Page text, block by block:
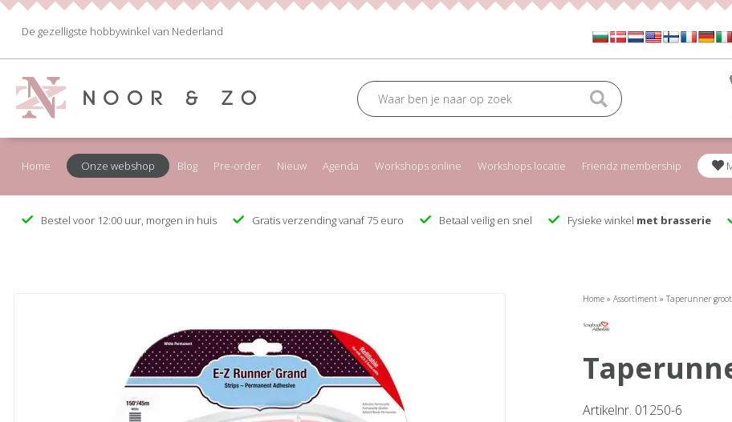
De gezelligste hobbywinkel van Nederland
Home Onze webshop Blog Pre-order Nieuw Agenda Workshops online Workshops locatie Friendz membership
Bestel voor 12:00 uur, morgen in huis Gratis verzending vanaf 75 euro Betaal veilig en snel Fysieke winkel met brasserie
Home »Assortiment »Taperunner groot
Artikelnr. 01250-6